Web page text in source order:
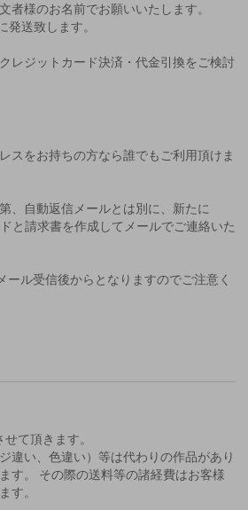
者様のお名前でお願いいたします。
発送致します。
レジットカード決済・代金引換をご検討
スをお持ちの方なら誰でもご利用頂けま
、自動返信メールとは別に、新たに
ドと請求書を作成してメールでご連絡いた
ール受信後からとなりますのでご注意く
て頂きます。
違い、色違い）等は代わりの作品があり
す。 その際の送料等の諸経費はお客様
す。